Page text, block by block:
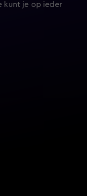
kunt je op ieder